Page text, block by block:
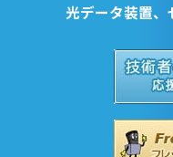
光データ装置